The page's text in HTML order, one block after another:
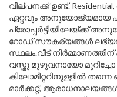
വില്പനക്ക് ഉണ്ട്.
ഏറ്റവും അനുയോജ്യമായ
പ്രോപ്പർട്ടിയിലേയ്ക്ക്
റോഡ് സൗകര്യങ്ങൾ
സ്ഥലം.വീട്
വസ്തു മുഴുവനായോ മുറിച്ചോ
കിലോമീറ്ററിനുള്ളിൽ
മാർക്കറ്റ്,